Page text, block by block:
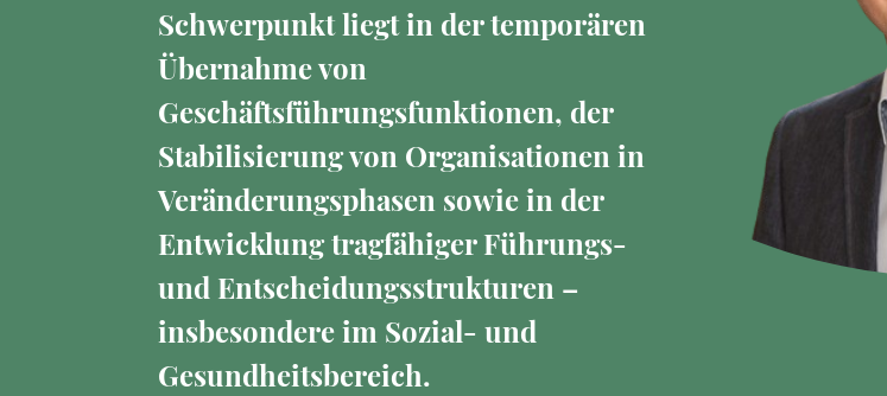
Schwerpunkt liegt in der temporären
Übernahme von
Geschäftsführungsfunktionen, der
Stabilisierung von Organisationen in
Veränderungsphasen sowie in der
Entwicklung tragfähiger Führungs-
und Entscheidungsstrukturen –
insbesondere im Sozial- und
Gesundheitsbereich.